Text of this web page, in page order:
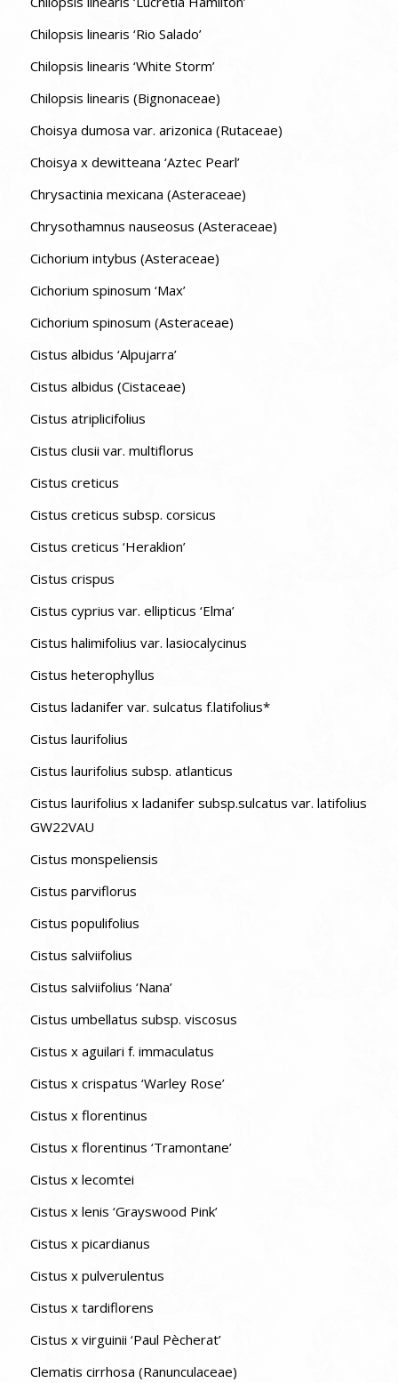
Chilopsis linearis ‘Rio Salado’
Chilopsis linearis ‘White Storm’
Chilopsis linearis (Bignonaceae)
Choisya dumosa var. arizonica (Rutaceae)
Choisya x dewitteana ‘Aztec Pearl’
Chrysactinia mexicana (Asteraceae)
Chrysothamnus nauseosus (Asteraceae)
Cichorium intybus (Asteraceae)
Cichorium spinosum ‘Max’
Cichorium spinosum (Asteraceae)
Cistus albidus ‘Alpujarra’
Cistus albidus (Cistaceae)
Cistus atriplicifolius
Cistus clusii var. multiflorus
Cistus creticus
Cistus creticus subsp. corsicus
Cistus creticus ‘Heraklion’
Cistus crispus
Cistus cyprius var. ellipticus ‘Elma’
Cistus halimifolius var. lasiocalycinus
Cistus heterophyllus
Cistus ladanifer var. sulcatus f.latifolius*
Cistus laurifolius
Cistus laurifolius subsp. atlanticus
Cistus laurifolius x ladanifer subsp.sulcatus var. latifolius
GW22VAU
Cistus monspeliensis
Cistus parviflorus
Cistus populifolius
Cistus salviifolius
Cistus salviifolius ‘Nana’
Cistus umbellatus subsp. viscosus
Cistus x aguilari f. immaculatus
Cistus x crispatus ‘Warley Rose’
Cistus x florentinus
Cistus x florentinus ‘Tramontane’
Cistus x lecomtei
Cistus x lenis ‘Grayswood Pink’
Cistus x picardianus
Cistus x pulverulentus
Cistus x tardiflorens
Cistus x virguinii ‘Paul Pècherat’
Clematis cirrhosa (Ranunculaceae)